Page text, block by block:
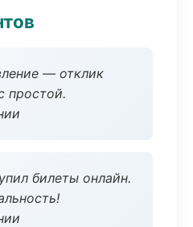
— отклик
простой.
билеты онлайн.